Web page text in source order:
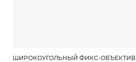
ШИРОКОУГОЛЬНЫЙ ФИКС-ОБЪЕКТИВ